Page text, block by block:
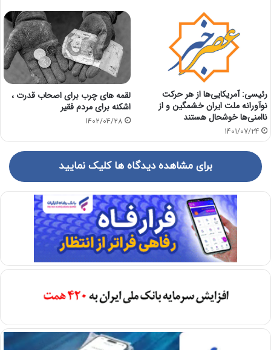
رئیسی: آمریکایی‌ها از هر حرکت
نوآورانه ملت ایران خشمگین و از
ناامنی‌ها خوشحال هستند
1401/07/24
لقمه های چرب برای اصحاب قدرت ،
اشکنه برای مردم فقیر
1402/04/28
برای مشاهده دیدگاه ها کلیک نمایید